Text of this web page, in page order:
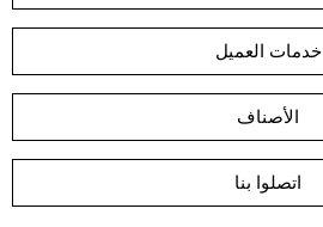
خدمات العميل
الأصناف
اتصلوا بنا